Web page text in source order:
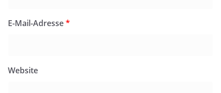
E-Mail-Adresse*
Website